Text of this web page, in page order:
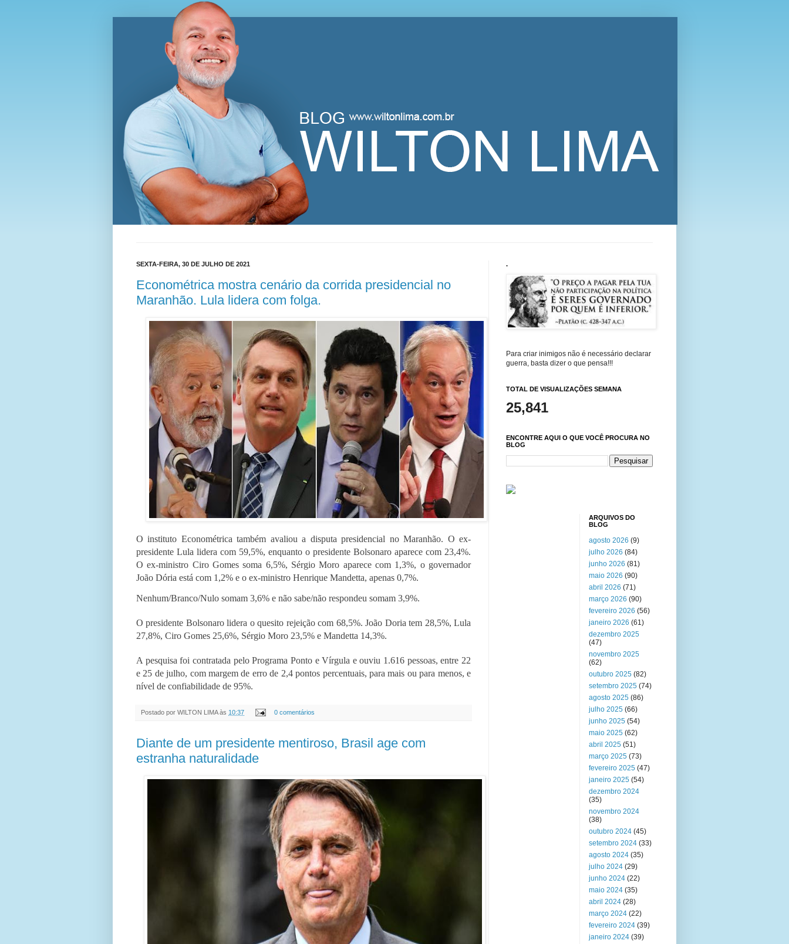
Blog Wilton Lima
SEXTA-FEIRA, 30 DE JULHO DE 2021
Econométrica mostra cenário da corrida presidencial no
Maranhão. Lula lidera com folga.
O instituto Econométrica também avaliou a disputa presidencial no Maranhão. O ex-
presidente Lula lidera com 59,5%, enquanto o presidente Bolsonaro aparece com 23,4%.
O ex-ministro Ciro Gomes soma 6,5%, Sérgio Moro aparece com 1,3%, o governador
João Dória está com 1,2% e o ex-ministro Henrique Mandetta, apenas 0,7%.
Nenhum/Branco/Nulo somam 3,6% e não sabe/não respondeu somam 3,9%.
O presidente Bolsonaro lidera o quesito rejeição com 68,5%. João Doria tem 28,5%, Lula
27,8%, Ciro Gomes 25,6%, Sérgio Moro 23,5% e Mandetta 14,3%.
A pesquisa foi contratada pelo Programa Ponto e Vírgula e ouviu 1.616 pessoas, entre 22
e 25 de julho, com margem de erro de 2,4 pontos percentuais, para mais ou para menos, e
nível de confiabilidade de 95%.
Postado por WILTON LIMA às 10:37 0 comentários
Diante de um presidente mentiroso, Brasil age com
estranha naturalidade
.
Para criar inimigos não é necessário declarar
guerra, basta dizer o que pensa!!!
TOTAL DE VISUALIZAÇÕES SEMANA
25,841
ENCONTRE AQUI O QUE VOCÊ PROCURA NO
BLOG
ARQUIVOS DO
BLOG
agosto 2026 (9)
julho 2026 (84)
junho 2026 (81)
maio 2026 (90)
abril 2026 (71)
março 2026 (90)
fevereiro 2026 (56)
janeiro 2026 (61)
dezembro 2025
(47)
novembro 2025
(62)
outubro 2025 (82)
setembro 2025 (74)
agosto 2025 (86)
julho 2025 (66)
junho 2025 (54)
maio 2025 (62)
abril 2025 (51)
março 2025 (73)
fevereiro 2025 (47)
janeiro 2025 (54)
dezembro 2024
(35)
novembro 2024
(38)
outubro 2024 (45)
setembro 2024 (33)
agosto 2024 (35)
julho 2024 (29)
junho 2024 (22)
maio 2024 (35)
abril 2024 (28)
março 2024 (22)
fevereiro 2024 (39)
janeiro 2024 (39)